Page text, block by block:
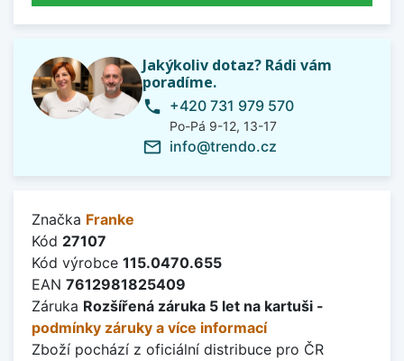
Jakýkoliv dotaz? Rádi vám
poradíme.
phone +420 731 979 570
Po-Pá 9-12, 13-17
mail_outline info@trendo.cz
Značka Franke
Kód 27107
Kód výrobce 115.0470.655
EAN 7612981825409
Záruka Rozšířená záruka 5 let na kartuši -
podmínky záruky a více informací
Zboží pochází z oficiální distribuce pro ČR